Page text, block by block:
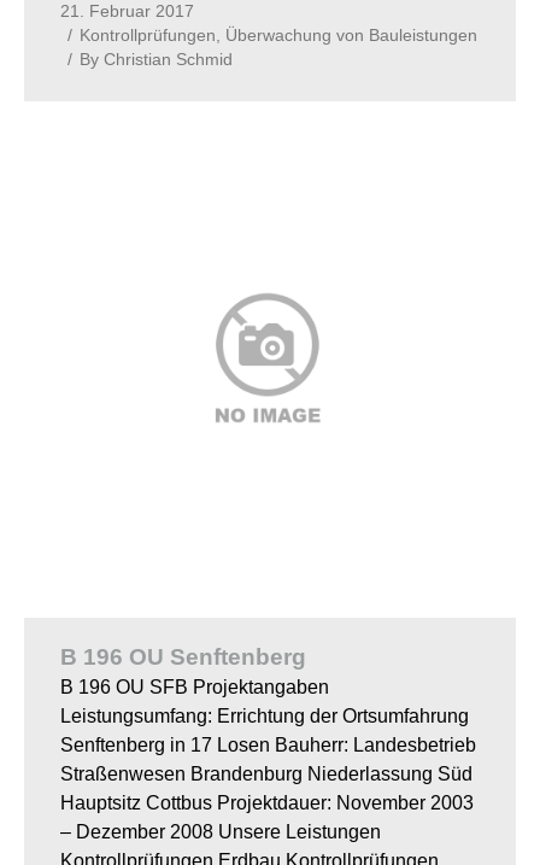
21. Februar 2017
Kontrollprüfungen
Überwachung von Bauleistungen
By Christian Schmid
B 196 OU Senftenberg
B 196 OU SFB Projektangaben
Leistungsumfang: Errichtung der Ortsumfahrung
Senftenberg in 17 Losen Bauherr: Landesbetrieb
Straßenwesen Brandenburg Niederlassung Süd
Hauptsitz Cottbus Projektdauer: November 2003
– Dezember 2008 Unsere Leistungen
Kontrollprüfungen Erdbau Kontrollprüfungen